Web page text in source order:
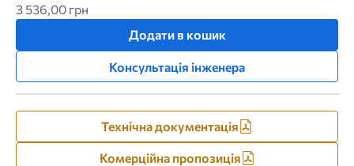
3 536,00 грн
Додати в кошик
Консультація інженера
Технічна документація
Комерційна пропозиція